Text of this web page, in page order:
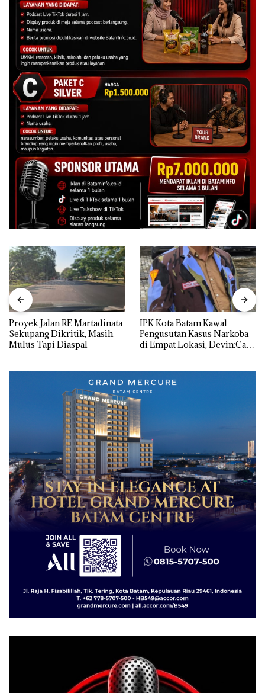
Proyek Jalan RE Martadinata
Sekupang Dikritik, Masih
Mulus Tapi Diaspal
IPK Kota Batam Kawal
Pengusutan Kasus Narkoba
di Empat Lokasi, Devin:Cari